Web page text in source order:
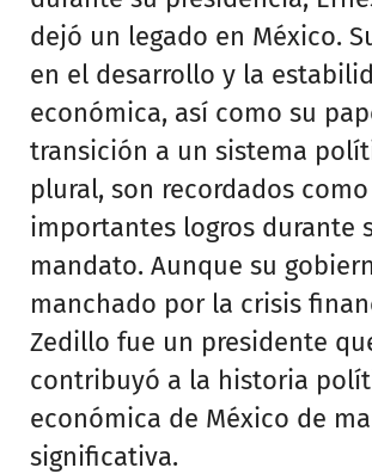
dejó un legado en México.
en el desarrollo y la
económica, así como su
transición a un sistema
plural, son recordados como
importantes logros durante
mandato. Aunque su
manchado por la crisis
Zedillo fue un presidente
contribuyó a la historia
económica de México de
significativa.